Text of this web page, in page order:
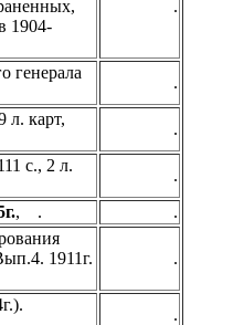
1904-
.
генерала
.
л. карт,
.
c., 2 л.
.
, . .
1911г.
.
.